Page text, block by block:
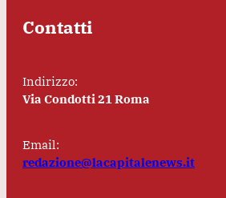
Contatti
Indirizzo:
Via Condotti 21 Roma
Email:
redazione@lacapitalenews.it